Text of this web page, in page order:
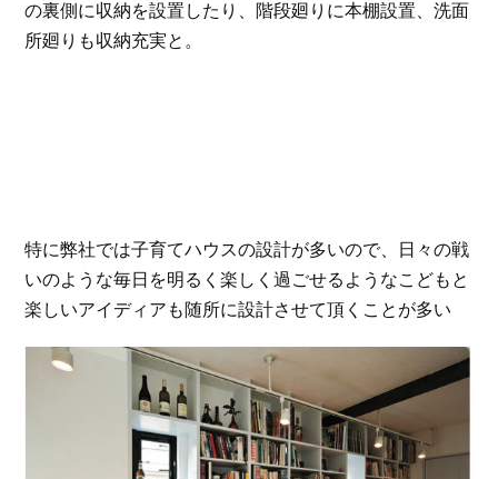
の裏側に収納を設置したり、階段廻りに本棚設置、洗面
所廻りも収納充実と。
特に弊社では子育てハウスの設計が多いので、日々の戦
いのような毎日を明るく楽しく過ごせるようなこどもと
楽しいアイディアも随所に設計させて頂くことが多い